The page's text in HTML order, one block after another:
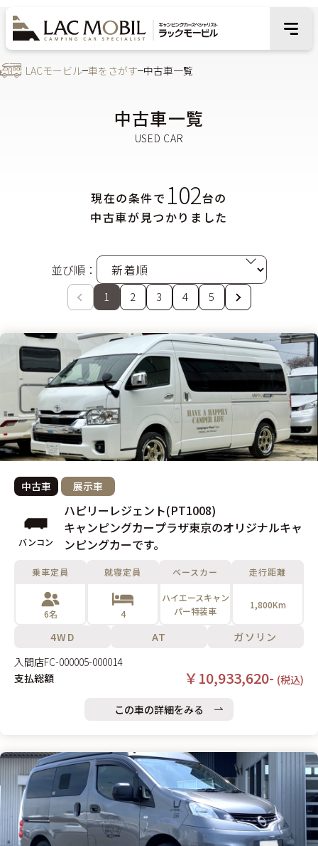
LACモービル 車をさがす 中古車一覧
中古車一覧
現在の条件で 102台の
中古車が見つかりました
並び順：
1 2 3 4 5
中古車 展示車
バンコン
ハピリーレジェント(PT1008)
キャンピングカープラザ東京のオリジナルキャ
ンピングカーです。
乗車定員
6名
就寝定員
4
ベースカー
ハイエースキャン
パー特装車
走行距離
1,800Km
4WD AT
ガソリン
入間店FC-000005-000014
支払総額
￥10,933,620- (税込)
この車の詳細をみる